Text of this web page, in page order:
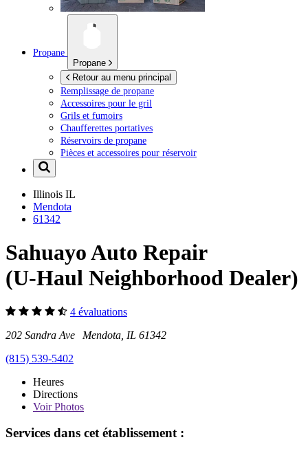
Propane
Propane
Retour au menu principal
Remplissage de propane
Accessoires pour le gril
Grils et fumoirs
Chaufferettes portatives
Réservoirs de propane
Pièces et accessoires pour réservoir
Illinois IL
Mendota
61342
Sahuayo Auto Repair
(U-Haul Neighborhood Dealer)
4 évaluations
202 Sandra Ave Mendota, IL 61342
(815) 539-5402
Heures
Directions
VoirPhotos
Services dans cet établissement :